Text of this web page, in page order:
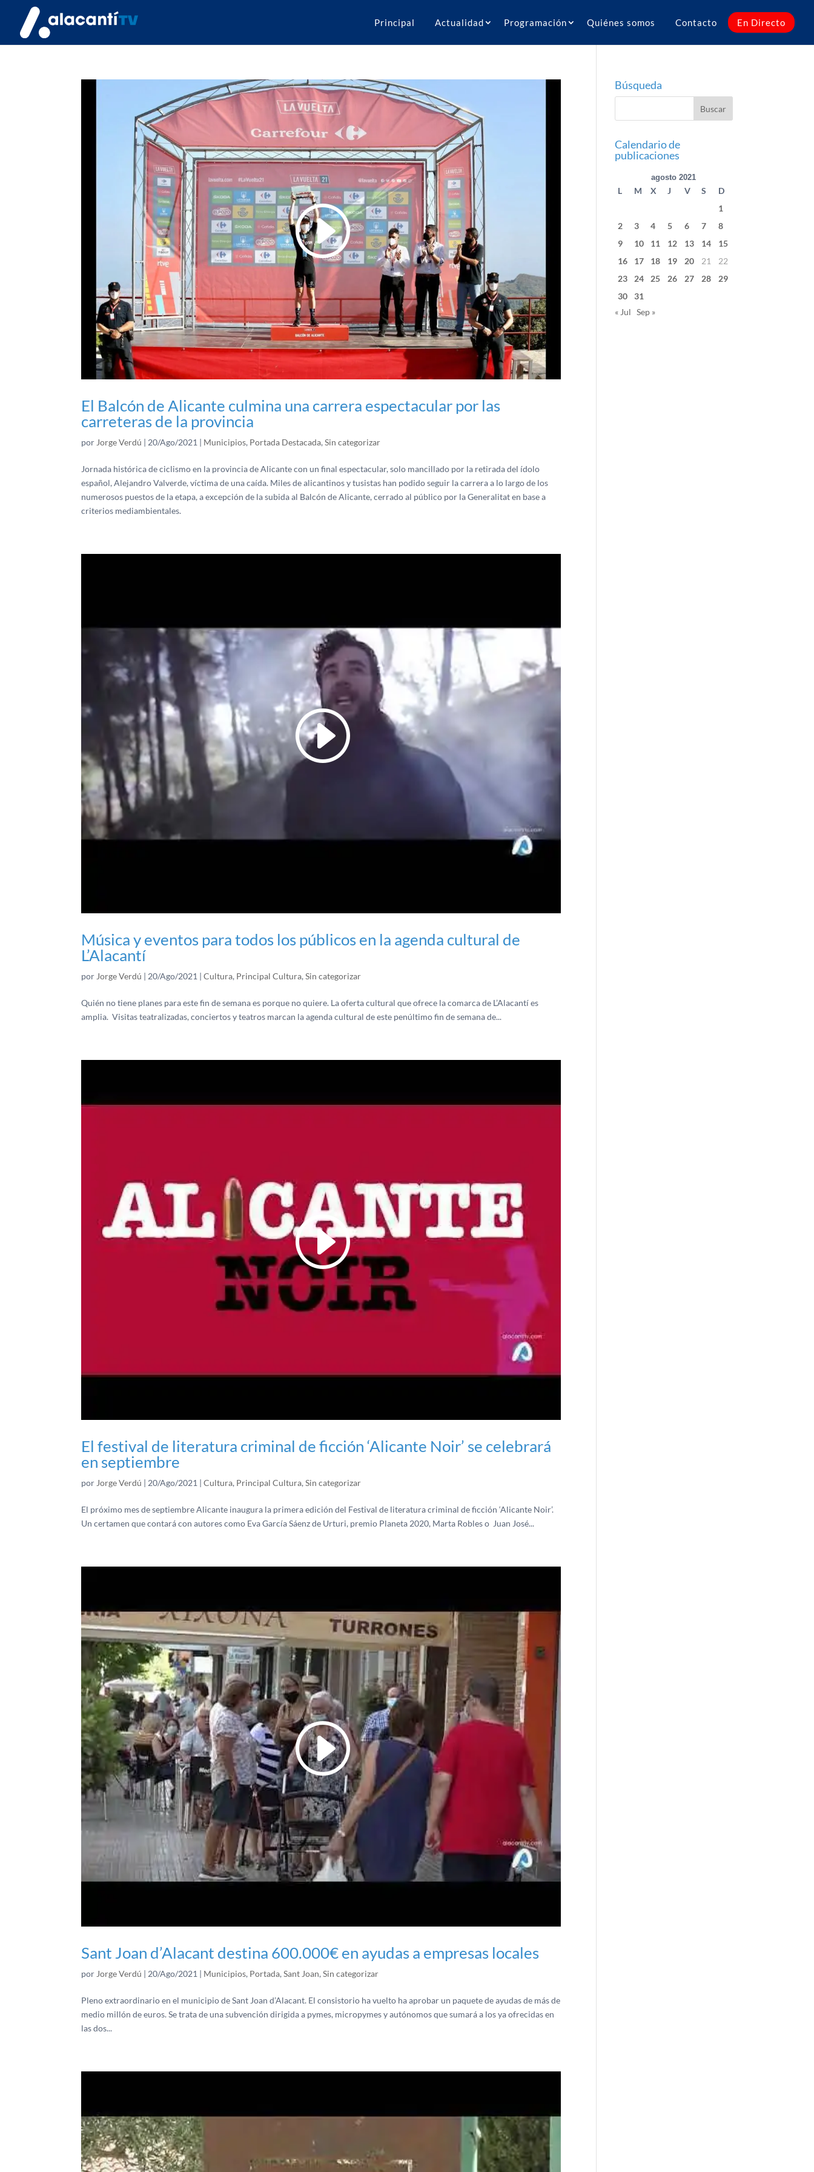
Principal Actualidad Programación Quiénes somos Contacto En Directo
El Balcón de Alicante culmina una carrera espectacular por las
carreteras de la provincia
por Jorge Verdú | 20/Ago/2021 | Municipios, Portada Destacada,Sin categorizar
Jornada histórica de ciclismo en la provincia de Alicante con un final espectacular, solo mancillado por la retirada del ídolo
español, Alejandro Valverde, víctima de una caída. Miles de alicantinos y tusistas han podido seguir la carrera a lo largo de los
numerosos puestos de la etapa, a excepción de la subida al Balcón de Alicante, cerrado al público por la Generalitat en base a
criterios mediambientales.
Música y eventos para todos los públicos en la agenda cultural de
L’Alacantí
porJorge Verdú |20/Ago/2021 |Cultura, Principal Cultura,Sin categorizar
Quién no tiene planes para este fin de semana es porque no quiere. La oferta cultural que ofrece la comarca de L’Alacantí es
amplia. Visitas teatralizadas, conciertos y teatros marcan la agenda cultural de este penúltimo fin de semana de...
El festival de literatura criminal de ficción ‘Alicante Noir’ se celebrará
en septiembre
por Jorge Verdú | 20/Ago/2021 |Cultura, Principal Cultura,Sin categorizar
El próximo mes de septiembre Alicante inaugura la primera edición del Festival de literatura criminal de ficción ‘Alicante Noir’.
Un certamen que contará con autores como Eva García Sáenz de Urturi, premio Planeta 2020, Marta Robles o Juan José...
Sant Joan d’Alacant destina 600.000€ en ayudas a empresas locales
por Jorge Verdú | 20/Ago/2021 | Municipios, Portada,Sant Joan,Sin categorizar
Pleno extraordinario en el municipio de Sant Joan d’Alacant. El consistorio ha vuelto ha aprobar un paquete de ayudas de más de
medio millón de euros. Se trata de una subvención dirigida a pymes, micropymes y autónomos que sumará a los ya ofrecidas en
las dos...
Búsqueda
Calendario de
publicaciones
agosto 2021
L M X J V S
D
1
2
3 4 5 6 7
8
9
10 11 12 13 14
15
16
17 18 19 20 21
22
23
24 25 26 27 28
29
30
31
« Jul Sep »